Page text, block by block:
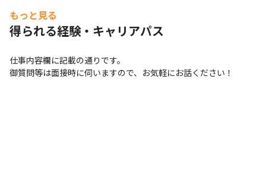
もっと見る
得られる経験・キャリアパス
仕事内容欄に記載の通りです。
御質問等は面接時に伺いますので、お気軽にお話ください！